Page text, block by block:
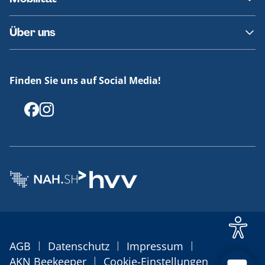
Fundsachen
Häufige Fragen
Barrierefreies Reisen
Erklärung Barrierefreiheit
Über uns
Offenlegungen
Finden Sie uns auf Social Media!
AGB | Datenschutz | Impressum |
AKN Beekeeper | Cookie-Einstellungen